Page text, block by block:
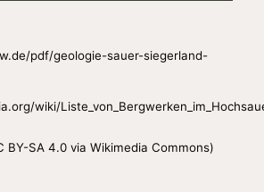
pdf/geologie-sauer-siegerland-
wiki/
BY-SA 4.0 via Wikimedia Commons)